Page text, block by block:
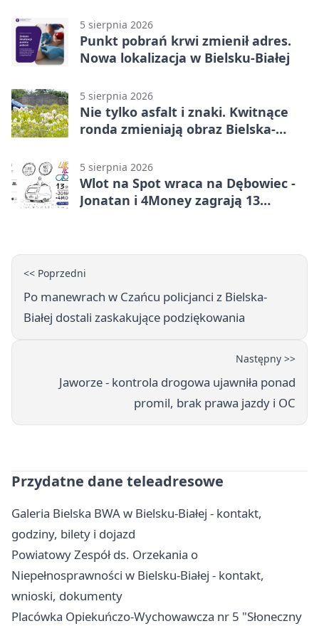
5 sierpnia 2026
Punkt pobrań krwi zmienił adres.
Nowa lokalizacja w Bielsku-Białej
5 sierpnia 2026
Nie tylko asfalt i znaki. Kwitnące
ronda zmieniają obraz Bielska-
5 sierpnia 2026
Wlot na Spot wraca na Dębowiec -
Jonatan i 4Money zagrają 13
<< Poprzedni
Po manewrach w Czańcu policjanci z Bielska-
Białej dostali zaskakujące podziękowania
Następny >>
Jaworze - kontrola drogowa ujawniła ponad
promil, brak prawa jazdy i OC
Przydatne dane teleadresowe
Galeria Bielska BWA w Bielsku-Białej - kontakt,
godziny, bilety i dojazd
Powiatowy Zespół ds. Orzekania o
Niepełnosprawności w Bielsku-Białej - kontakt,
wnioski, dokumenty
Placówka Opiekuńczo-Wychowawcza nr 5 "Słoneczny